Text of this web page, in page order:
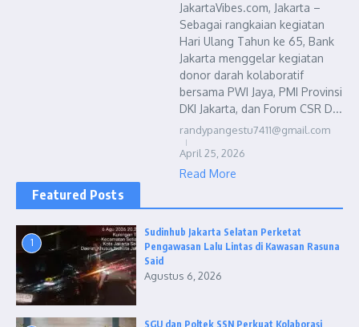
JakartaVibes.com, Jakarta –
Sebagai rangkaian kegiatan
Hari Ulang Tahun ke 65, Bank
Jakarta menggelar kegiatan
donor darah kolaboratif
bersama PWI Jaya, PMI Provinsi
DKI Jakarta, dan Forum CSR D...
randypangestu7411@gmail.com
April 25, 2026
Read More
Featured Posts
1
Sudinhub Jakarta Selatan Perketat
Pengawasan Lalu Lintas di Kawasan Rasuna
Said
Agustus 6, 2026
SGU dan Poltek SSN Perkuat Kolaborasi